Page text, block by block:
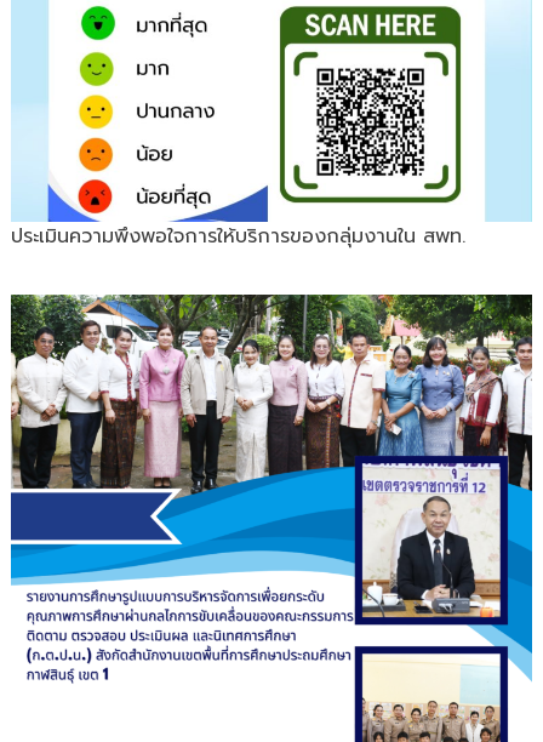
ประเมินความพึงพอใจการให้บริการของกลุ่มงานใน สพท.